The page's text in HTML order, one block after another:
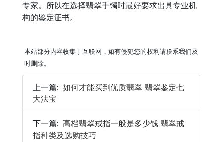
专家。所以在选择翡翠手镯时最好要求出具专业机
构的鉴定证书。
本站部分内容收集于互联网，如有侵犯您的权利请联系我们及
时删除。
上一篇: 如何才能买到优质翡翠 翡翠鉴定七
大法宝
下一篇: 高档翡翠戒指一般是多少钱 翡翠戒
指种类及选购技巧